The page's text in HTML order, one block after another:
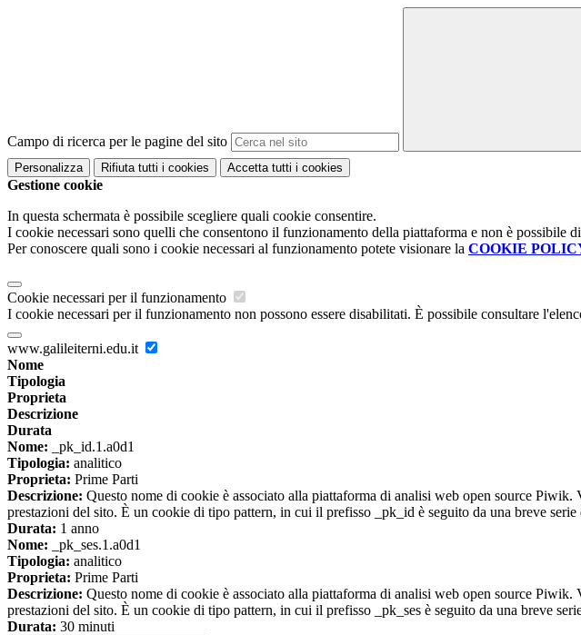
Campo di ricerca per le pagine del sito
Personalizza Rifiuta tutti i cookies Accetta tutti i cookies
Gestione cookie
In questa schermata è possibile scegliere quali cookie consentire.
I cookie necessari sono quelli che consentono il funzionamento della piattaforma e non è possibile
Per conoscere quali sono i cookie necessari al funzionamento potete visionare la COOKIE
Cookie necessari per il funzionamento
I cookie necessari per il funzionamento non possono essere disabilitati. È possibile consultare
www.galileiterni.edu.it
Nome
Tipologia
Proprieta
Descrizione
Durata
Nome: _pk_id.1.a0d1
Tipologia: analitico
Proprieta: Prime Parti
Descrizione: Questo nome di cookie è associato alla piattaforma di analisi web open source
prestazioni del sito. È un cookie di tipo pattern, in cui il prefisso _pk_id è seguito da una breve
Durata: 1 anno
Nome: _pk_ses.1.a0d1
Tipologia: analitico
Proprieta: Prime Parti
Descrizione: Questo nome di cookie è associato alla piattaforma di analisi web open source
prestazioni del sito. È un cookie di tipo pattern, in cui il prefisso _pk_ses è seguito da una breve
Durata: 30 minuti